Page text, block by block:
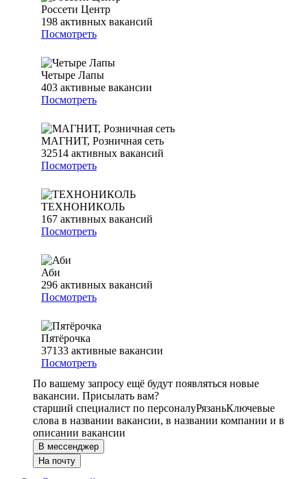
Россети Центр
198 активных вакансий
Посмотреть
Четыре Лапы
403 активные вакансии
Посмотреть
МАГНИТ, Розничная сеть
32514 активных вакансий
Посмотреть
ТЕХНОНИКОЛЬ
167 активных вакансий
Посмотреть
Аби
296 активных вакансий
Посмотреть
Пятёрочка
37133 активные вакансии
Посмотреть
По вашему запросу ещё будут появляться новые
вакансии. Присылать вам?
старший специалист по персоналуРязаньКлючевые
слова в названии вакансии, в названии компании и в
описании вакансии
В мессенджер
На почту